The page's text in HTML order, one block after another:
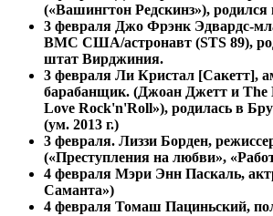
(«Вашингтон Редскинз»), родился
3 февраля Джо Фрэнк Эдвардс-
ВМС США/астронавт (STS 89),
штат Вирджиния.
3 февраля Ли Кристал [Сакетт],
барабанщик. (Джоан Джетт и The
Love Rock'n'Roll»), родилась в
(ум. 2013 г.)
3 февраля. Лиззи Борден,
(«Преступления на любви»,
4 февраля Мэри Энн Паскаль,
Саманта»)
4 февраля Томаш Пациньский,